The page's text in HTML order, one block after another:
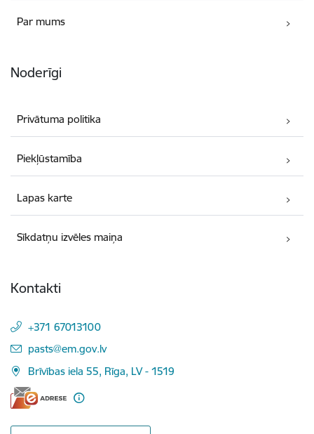
Par mums
Noderīgi
Privātuma politika
Piekļūstamība
Lapas karte
Sīkdatņu izvēles maiņa
Kontakti
+371 67013100
E-pasts:
pasts@em.gov.lv
Brīvības iela 55, Rīga, LV - 1519